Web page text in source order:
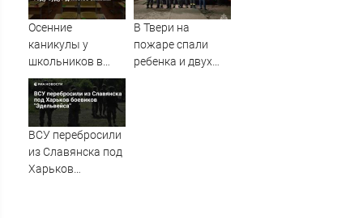
Осенние
каникулы у
школьников в
этом учебном
году будут
длиннее зимних
В Твери на
пожаре спали
ребенка и двух
ВСУ перебросили
из Славянска под
Харьков